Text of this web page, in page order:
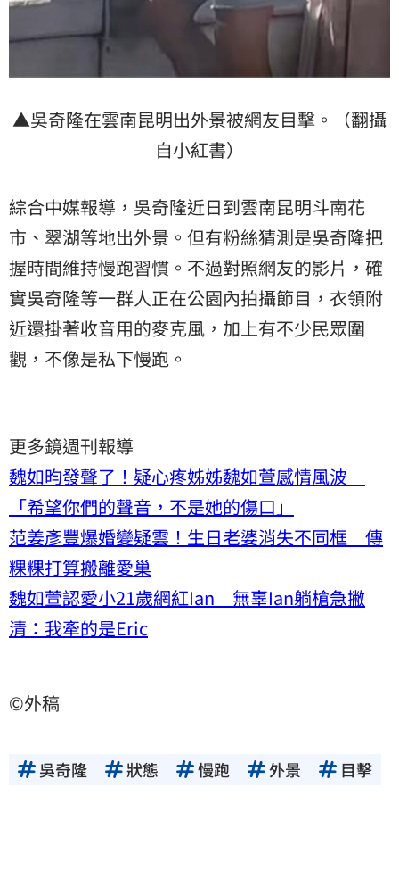
▲吳奇隆在雲南昆明出外景被網友目擊。（翻攝
自小紅書）
綜合中媒報導，吳奇隆近日到雲南昆明斗南花
市、翠湖等地出外景。但有粉絲猜測是吳奇隆把
握時間維持慢跑習慣。不過對照網友的影片，確
實吳奇隆等一群人正在公園內拍攝節目，衣領附
近還掛著收音用的麥克風，加上有不少民眾圍
觀，不像是私下慢跑。
更多鏡週刊報導
魏如昀發聲了！疑心疼姊姊魏如萱感情風波
「希望你們的聲音，不是她的傷口」
范姜彥豐爆婚變疑雲！生日老婆消失不同框 傳
粿粿打算搬離愛巢
魏如萱認愛小21歲網紅Ian 無辜Ian躺槍急撇
清：我牽的是Eric
©外稿
吳奇隆 狀態 慢跑 外景 目擊